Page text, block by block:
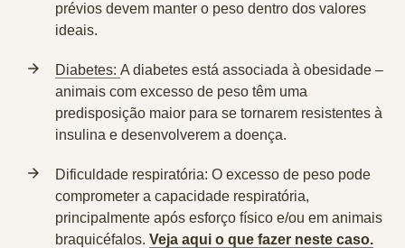
prévios devem manter o peso dentro dos valores
ideais.
Diabetes: A diabetes está associada à obesidade –
animais com excesso de peso têm uma
predisposição maior para se tornarem resistentes à
insulina e desenvolverem a doença.
Dificuldade respiratória: O excesso de peso pode
comprometer a capacidade respiratória,
principalmente após esforço físico e/ou em animais
braquicéfalos. Veja aqui o que fazer neste caso.